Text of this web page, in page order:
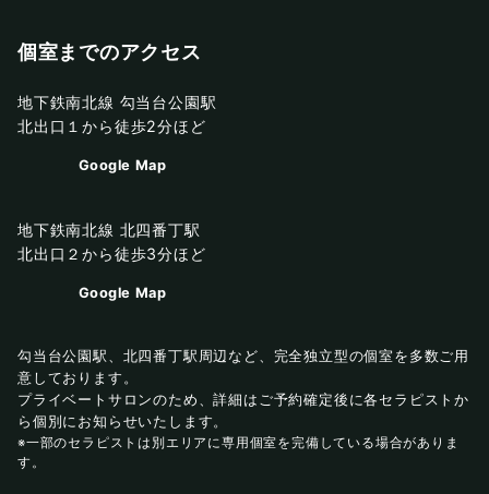
個室までのアクセス
地下鉄南北線 勾当台公園駅
北出口１から徒歩2分ほど
Google Map
地下鉄南北線 北四番丁駅
北出口２から徒歩3分ほど
Google Map
勾当台公園駅、北四番丁駅周辺など、完全独立型の個室を多数ご用
意しております。
プライベートサロンのため、詳細はご予約確定後に各セラピストか
ら個別にお知らせいたします。
※一部のセラピストは別エリアに専用個室を完備している場合がありま
す。